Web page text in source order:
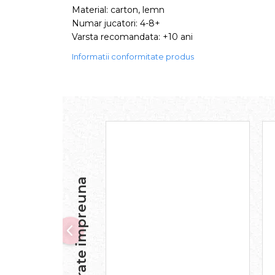
Material: carton, lemn
Numar jucatori: 4-8+
Varsta recomandata: +10 ani
Informatii conformitate produs